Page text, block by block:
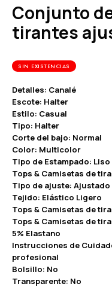
Conjunto de 3 tops de
tirantes
SIN EXISTENCIAS
Detalles: Canalé
Escote: Halter
Estilo: Casual
Tipo: Halter
Corte del bajo: Normal
Color: Multicolor
Tipo de Estampado: Liso
Tops & Camisetas de
Tipo de ajuste: Ajustado
Tejido: Elástico Ligero
Tops & Camisetas de
Tops & Camisetas de
5% Elastano
Instrucciones de
profesional
Bolsillo: No
Transparente: No